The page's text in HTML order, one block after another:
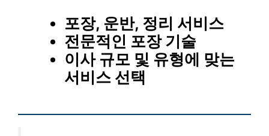
포장, 운반, 정리 서비스
전문적인 포장 기술
이사 규모 및 유형에 맞는
서비스 선택